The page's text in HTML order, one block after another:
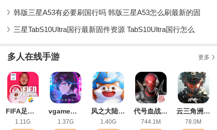
韩版三星A53有必要刷国行吗 韩版三星A53怎么刷最新的固
三星TabS10Ultra国行最新固件资源 TabS10Ultra国行怎么
多人在线手游 更多
FIFA足球世界IOS版
1.11G
vgame消零世界
1.37G
风之大陆手游最新版
1.40G
代号血战官方版(Project BloodStrike)
744.1M
云三角洲行动手机版(腾讯START云游戏)
78.0M